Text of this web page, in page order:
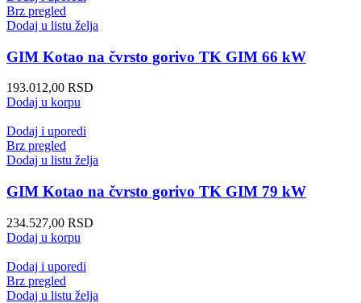
Brz pregled
Dodaj u listu želja
GIM Kotao na čvrsto gorivo TK GIM 66 kW
193.012,00 RSD
Dodaj u korpu
Dodaj i uporedi
Brz pregled
Dodaj u listu želja
GIM Kotao na čvrsto gorivo TK GIM 79 kW
234.527,00 RSD
Dodaj u korpu
Dodaj i uporedi
Brz pregled
Dodaj u listu želja